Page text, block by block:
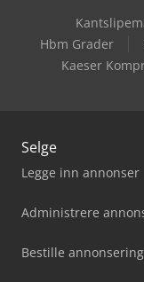
Hbm Grader
Kaeser
Selge
Legge inn annonser
Administrere
Bestille annonsering